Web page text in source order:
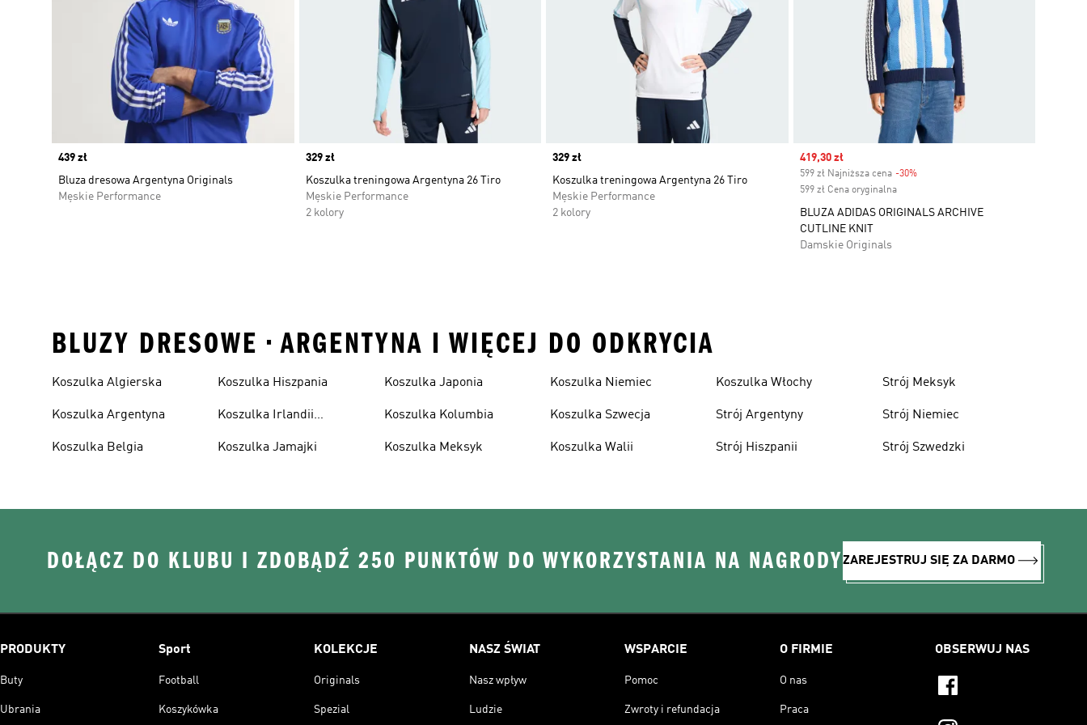
Price
439 zł
Bluza dresowa Argentyna Originals
Męskie Performance
Price
329 zł
Koszulka treningowa Argentyna 26 Tiro
Męskie Performance
2 kolory
Price
329 zł
Koszulka treningowa Argentyna 26 Tiro
Męskie Performance
2 kolory
Sale price
419,30 zł
599 zł Najniższa cena -30%Discount
599 zł Cena oryginalna
BLUZA ADIDAS ORIGINALS ARCHIVE
CUTLINE KNIT
Damskie Originals
BLUZY DRESOWE • ARGENTYNA I WIĘCEJ DO ODKRYCIA
Koszulka Algierska
Koszulka Argentyna
Koszulka Belgia
Koszulka Hiszpania
Koszulka Irlandii
Koszulka Jamajki
Koszulka Japonia
Koszulka Kolumbia
Koszulka Meksyk
Koszulka Niemiec
Koszulka Szwecja
Koszulka Walii
Koszulka Włochy
Strój Argentyny
Strój Hiszpanii
Strój Meksyk
Strój Niemiec
Strój Szwedzki
DOŁĄCZ DO KLUBU I ZDOBĄDŹ 250 PUNKTÓW DO WYKORZYSTANIA NA NAGRODYZAREJESTRUJ SIĘ ZA DARMO
PRODUKTY
Buty
Ubrania
Sport
Football
Koszykówka
KOLEKCJE
Originals
Spezial
NASZ ŚWIAT
Nasz wpływ
Ludzie
WSPARCIE
Pomoc
Zwroty i refundacja
O FIRMIE
O nas
Praca
OBSERWUJ NAS